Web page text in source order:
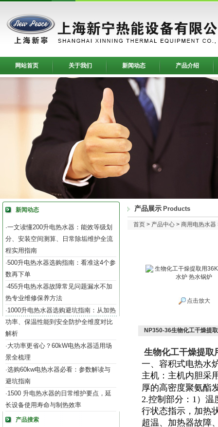
网站首页 关于我们 新闻动态 产品介绍
新闻动态
·一文读懂200升电热水器：能效等级划
分、安装空间测算、日常除垢维护全流
程实用指南
·500升电热水器选购指南：看准这4个参
数再下单
·455升电热水器故障常见问题漏水不加
热专业维修保养方法
·1000升电热水器选购避坑指南：从加热
功率、保温性能到安全防护全维度对比
解析
·大功率更省心？60kW电热水器适用场
景全梳理
·选购60kw电热水器必看：参数解读与
避坑指南
·1500 升电热水器的日常维护要点，延
长设备使用寿命与制热效率
产品搜索
产品展示 Products
首页 > 产品中心 > 商用电热水器
点击放大
NP350-36生物化工干燥提
生物化工干燥提取
一、容积式电热水
主机：主机内胆采
厚的高密度聚氨酯
2.控制部分：1）温
行状态指示，加热
超温、加热器故障